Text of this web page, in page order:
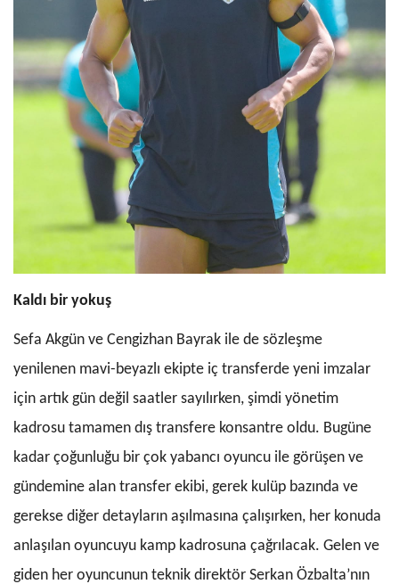
Kaldı bir yokuş
Sefa Akgün ve Cengizhan Bayrak ile de sözleşme
yenilenen mavi-beyazlı ekipte iç transferde yeni imzalar
için artık gün değil saatler sayılırken, şimdi yönetim
kadrosu tamamen dış transfere konsantre oldu. Bugüne
kadar çoğunluğu bir çok yabancı oyuncu ile görüşen ve
gündemine alan transfer ekibi, gerek kulüp bazında ve
gerekse diğer detayların aşılmasına çalışırken, her konuda
anlaşılan oyuncuyu kamp kadrosuna çağrılacak. Gelen ve
giden her oyuncunun teknik direktör Serkan Özbalta’nın